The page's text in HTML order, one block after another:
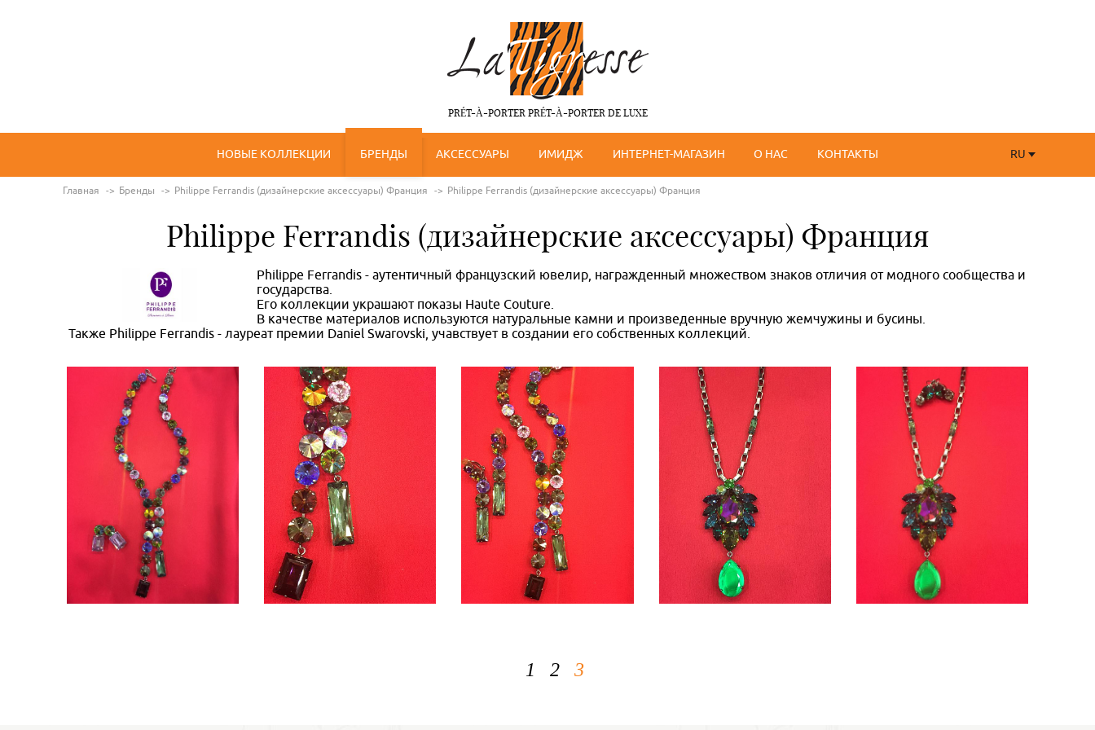
PRÉT-À-PORTER PRÉT-À-PORTER DE LUXE
НОВЫЕ КОЛЛЕКЦИИ БРЕНДЫ АКСЕССУАРЫ ИМИДЖ ИНТЕРНЕТ-МАГАЗИН О НАС КОНТАКТЫ
RU
Главная Бренды Philippe Ferrandis (дизайнерские аксессуары) Франция Philippe Ferrandis (дизайнерские аксессуары) Франция
Philippe Ferrandis (дизайнерские аксессуары) Франция
Philippe Ferrandis - аутентичный французский ювелир, награжденный множеством знаков отличия от модного сообщества и
государства.
Его коллекции украшают показы Haute Couture.
В качестве материалов используются натуральные камни и произведенные вручную жемчужины и бусины.
Также Philippe Ferrandis - лауреат премии Daniel Swarovski, учавствует в создании его собственных коллекций.
1 2 3